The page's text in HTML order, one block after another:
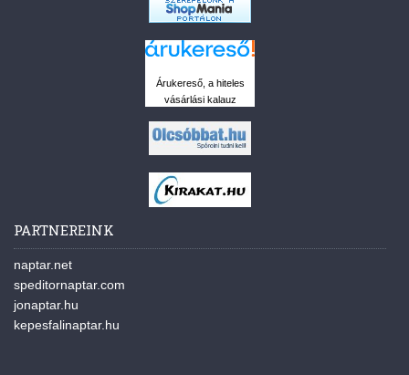
Árukereső, a hiteles
vásárlási kalauz
PARTNEREINK
naptar.net
speditornaptar.com
jonaptar.hu
kepesfalinaptar.hu